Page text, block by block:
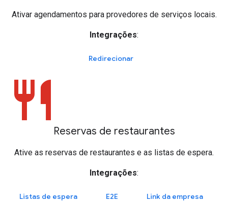
Ativar agendamentos para provedores de serviços locais.
Integrações:
Redirecionar
restaurant
Reservas de restaurantes
Ative as reservas de restaurantes e as listas de espera.
Integrações:
Listas de espera E2E Link da empresa